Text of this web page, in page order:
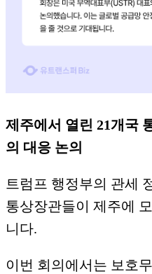
제주에서 열린 21개국
의 대응 논의
트럼프 행정부의 관세
통상장관들이 제주에
니다.
이번 회의에서는 보호